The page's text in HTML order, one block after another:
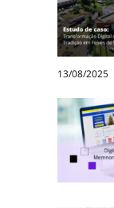
13/08/2025